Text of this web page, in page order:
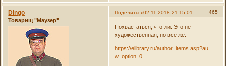
Поделиться 465
02-11-2018 21:15:01
Dingo
Товарищ "Маузер"
Похвастаться, что-ли. Это не
художественная, но всё же.
https://elibrary.ru/author_items.asp?au …
w_option=0